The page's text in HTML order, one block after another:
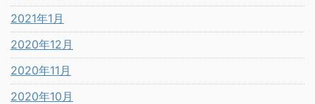
2021年1月
2020年12月
2020年11月
2020年10月